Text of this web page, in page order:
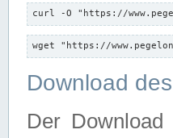
curl -O "https://
wget "https://
Download
Der